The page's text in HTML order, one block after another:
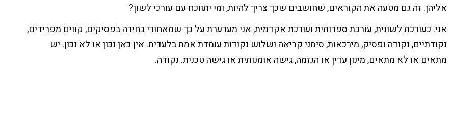
אליהן. זה גם מטעה את הקוראים, שחושבים שכך צריך להיות, ומי יתווכח עם עורכי לשון?
אני. כעורכת לשונית, עורכת ספרותית ועורכת אקדמית, אני מערערת על כך שמאחורי בחירה בפסיקים, קווים מפרידים,
נקודתיים, נקודה ופסיק, מירכאות, סימני קריאה ושלוש נקודות עומדת אמת בלעדית. אין כאן נכון או לא נכון. יש
מתאים או לא מתאים, מינון עדין או הגזמה, גישה אומנותית או גישה טכנית. נקודה.